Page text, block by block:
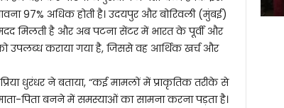
97% अधिक होती है। उदयपुर और बोरिवली (मुंबई)
मिलती है और अब पटना सेंटर में भारत के पूर्वी और
उपलब्ध कराया गया है, जिससे वह आर्थिक खर्च और
धुरंधर ने बताया, “कई मामलों में प्राकृतिक तरीके से
पिता बनने में समस्याओं का सामना करना पड़ता है।